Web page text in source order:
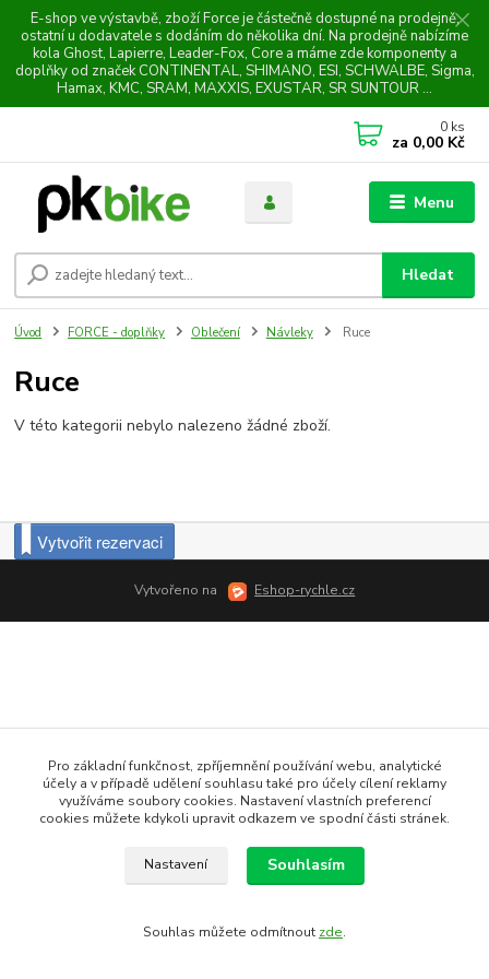
E-shop ve výstavbě, zboží Force je částečně dostupné na prodejně,
ostatní u dodavatele s dodáním do několika dní. Na prodejně nabízíme
kola Ghost, Lapierre, Leader-Fox, Core a máme zde komponenty a
doplňky od značek CONTINENTAL, SHIMANO, ESI, SCHWALBE, Sigma,
Hamax, KMC, SRAM, MAXXIS, EXUSTAR, SR SUNTOUR ...
Menu
Hledat
0 ks
za 0,00 Kč
Úvod FORCE - doplňky Oblečení Návleky Ruce
Ruce
V této kategorii nebylo nalezeno žádné zboží.
Vytvořit rezervaci
Vytvořeno na Eshop-rychle.cz
Pro základní funkčnost, zpříjemnění používání webu, analytické
účely a v případě udělení souhlasu také pro účely cílení reklamy
využíváme soubory cookies. Nastavení vlastních preferencí
cookies můžete kdykoli upravit odkazem ve spodní části stránek.
Nastavení Souhlasím
Souhlas můžete odmítnout zde.